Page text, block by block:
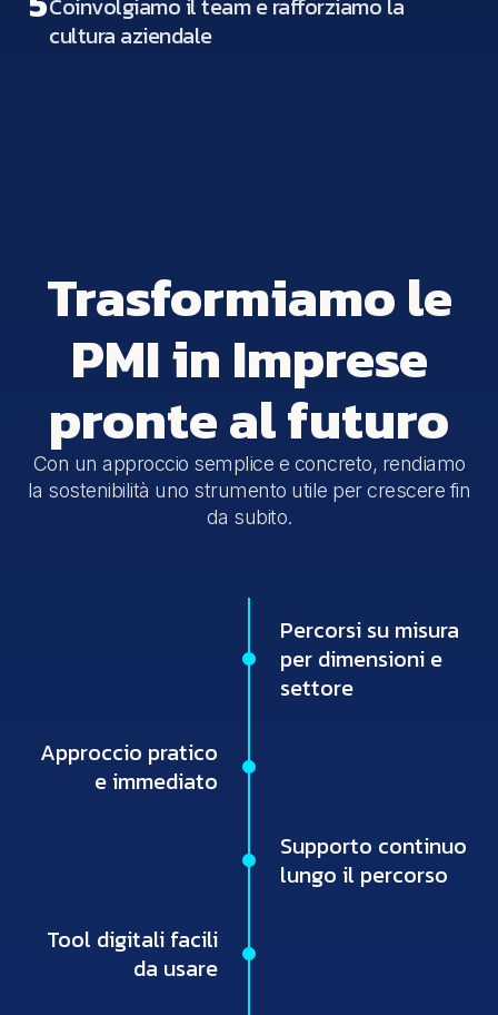
Coinvolgiamo il team e rafforziamo la
cultura aziendale
Trasformiamo le
PMI in Imprese
pronte al futuro
Con un approccio semplice e concreto, rendiamo
la sostenibilità uno strumento utile per crescere fin
da subito.
Percorsi su misura
per dimensioni e
settore
Approccio pratico
e immediato
Supporto continuo
lungo il percorso
Tool digitali facili
da usare